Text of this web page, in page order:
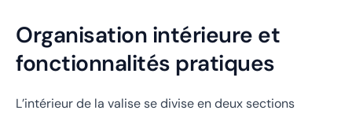
Organisation intérieure et
fonctionnalités pratiques
L’intérieur de la valise se divise en deux sections